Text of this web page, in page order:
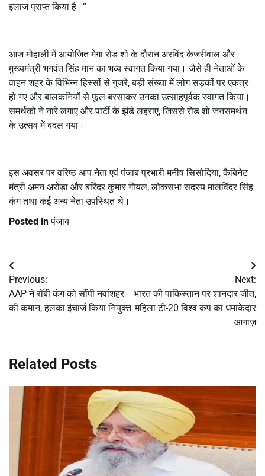
इलाज प्राप्त किया है।”
आज मोहाली में आयोजित मेगा रोड शो के दौरान अरविंद केजरीवाल और
मुख्यमंत्री भगवंत सिंह मान का भव्य स्वागत किया गया। जैसे ही नेताओं के
वाहन शहर के विभिन्न हिस्सों से गुजरे, बड़ी संख्या में लोग सड़कों पर एकत्र
हो गए और बालकनियों से फूल बरसाकर उनका उत्साहपूर्वक स्वागत किया।
समर्थकों ने नारे लगाए और पार्टी के झंडे लहराए, जिससे रोड शो जनसमर्थन
के उत्सव में बदल गया।
इस अवसर पर वरिष्ठ आप नेता एवं पंजाब प्रभारी मनीष सिसोदिया, कैबिनेट
मंत्री अमन अरोड़ा और बरिंदर कुमार गोयल, लोकसभा सदस्य मालविंदर सिंह
कंग तथा कई अन्य नेता उपस्थित थे।
Posted inपंजाब
Post
navigation
Previous:
AAP ने रॉबी कंग को सौंपी नवांशहर
की कमान, हलका इंचार्ज किया नियुक्त
Next:
भारत की पाकिस्तान पर शानदार जीत,
महिला टी-20 विश्व कप का धमाकेदार
आगाज़
Related Posts